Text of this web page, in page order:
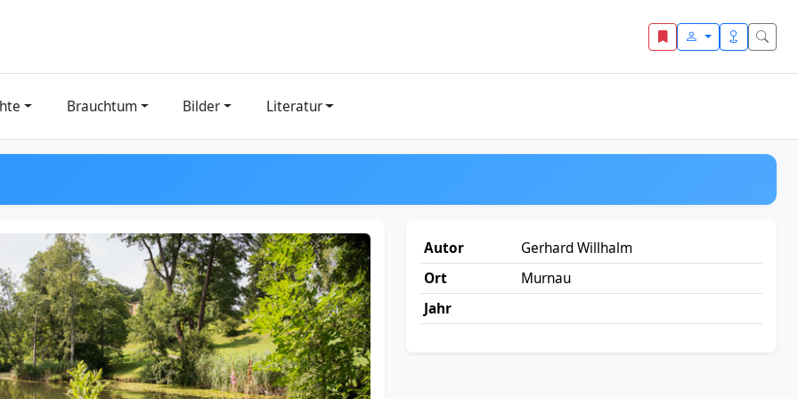
Brauchtum Bilder Literatur
Autor
Gerhard Willhalm
Ort
Murnau
Jahr